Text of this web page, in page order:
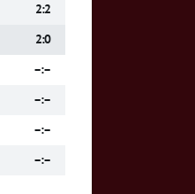
2:2
2:0
–:–
–:–
–:–
–:–